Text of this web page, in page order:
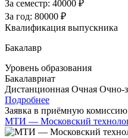
За семестр: 40000 ₽
За год: 80000 ₽
Квалификация выпускника
Бакалавр
Уровень образования
Бакалавриат
Дистанционная Очная Очно-
Подробнее
Заявка в приёмную комиссию
МТИ — Московский